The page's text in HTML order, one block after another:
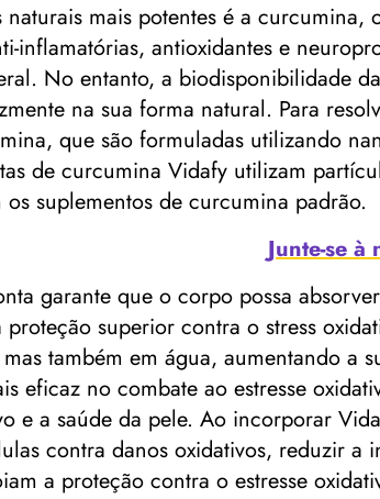
naturais mais potentes é a
inflamatórias, antioxidantes e
No entanto, a biodisponibilidade
na sua forma natural. Para
que são formuladas utilizando
de curcumina Vidafy utilizam
suplementos de curcumina padrão.
Junte-se
garante que o corpo possa
superior contra o stress
também em água, aumentando a
eficaz no combate ao estresse
e a saúde da pele. Ao incorporar
contra danos oxidativos, reduzir
a proteção contra o estresse